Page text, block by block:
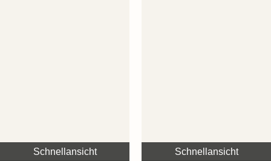
Schnellansicht Schnellansicht